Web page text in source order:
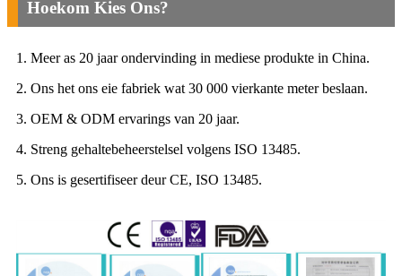
Hoekom Kies Ons?
1. Meer as 20 jaar ondervinding in mediese produkte in China.
2. Ons het ons eie fabriek wat 30 000 vierkante meter beslaan.
3. OEM & ODM ervarings van 20 jaar.
4. Streng gehaltebeheerstelsel volgens ISO 13485.
5. Ons is gesertifiseer deur CE, ISO 13485.